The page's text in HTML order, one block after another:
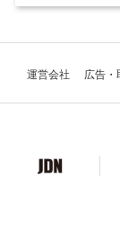
運営会社 広告・